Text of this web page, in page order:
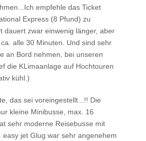
empfehle das Ticket
Express (8 Pfund) zu
dauert zwar einwenig länger, aber
alle 30 Minuten. Und sind sehr
an Bord nehmen, bei unseren
die KLimaanlage auf Hochtouren
kühl.)
das sei voreingestellt...!! Die
kleine Minibusse, max. 16
sehr moderne Reisebusse mit
easy jet Glug war sehr angenehem